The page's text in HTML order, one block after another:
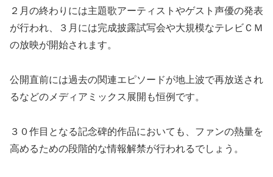
２月の終わりには主題歌アーティストやゲスト声優の発表
が行われ、３月には完成披露試写会や大規模なテレビＣＭ
の放映が開始されます。
公開直前には過去の関連エピソードが地上波で再放送され
るなどのメディアミックス展開も恒例です。
３０作目となる記念碑的作品においても、ファンの熱量を
高めるための段階的な情報解禁が行われるでしょう。